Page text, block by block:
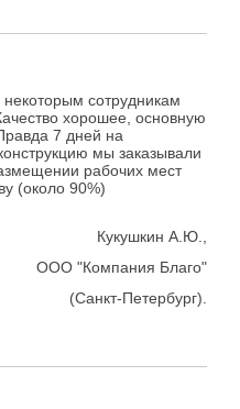
некоторым сотрудникам
хорошее, основную
7 дней на
мы заказывали
рабочих мест
(около 90%)
Кукушкин А.Ю.,
ООО "Компания Благо"
(Санкт-Петербург).